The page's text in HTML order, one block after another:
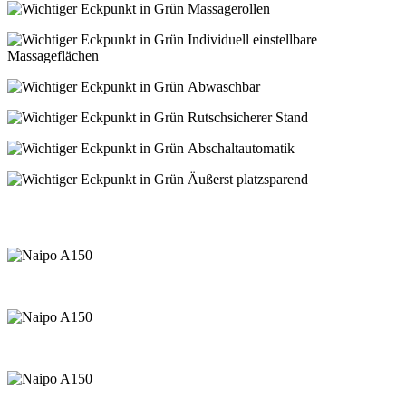
Massagerollen
Individuell einstellbare
Massageflächen
Abwaschbar
Rutschsicherer Stand
Abschaltautomatik
Äußerst platzsparend